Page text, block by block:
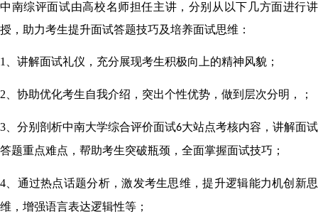
中南综评面试由高校名师担任主讲，分别从以下几方面进行讲
授，助力考生提升面试答题技巧及培养面试思维：
1 讲解面试礼仪，充分展现考生积极向上的精神风貌 ；
2 、协助优化考生自我介绍 ，突出个性优势，做到 层次分明 ， ；
3 、分别剖析中南大学综合评价面试6大站点考核内容，讲解面试
答题重点难点 ， 帮助考生突破瓶颈 ， 全面掌握面试技巧；
4 、通过热点话题分析，激发考生思维，提升逻辑能力机创新思
维 ，增强语言表达逻辑性等 ；